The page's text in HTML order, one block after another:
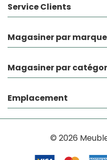
Service Clients
Magasiner par marque
Magasiner par
Emplacement
© 2026